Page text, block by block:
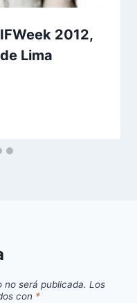
2012,
Lima
será publicada. Los
con *